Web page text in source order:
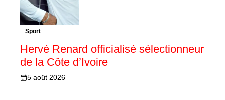
Sport
Hervé Renard officialisé sélectionneur
de la Côte d’Ivoire
5 août 2026